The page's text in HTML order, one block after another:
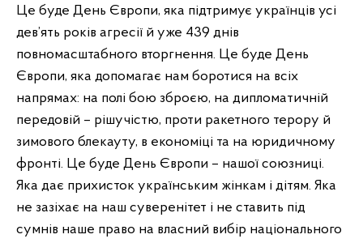
Це буде День Європи, яка підтримує українців усі
дев’ять років агресії й уже 439 днів
повномасштабного вторгнення. Це буде День
Європи, яка допомагає нам боротися на всіх
напрямах: на полі бою зброєю, на дипломатичній
передовій – рішучістю, проти ракетного терору й
зимового блекауту, в економіці та на юридичному
фронті. Це буде День Європи – нашої союзниці.
Яка дає прихисток українським жінкам і дітям. Яка
не зазіхає на наш суверенітет і не ставить під
сумнів наше право на власний вибір національного